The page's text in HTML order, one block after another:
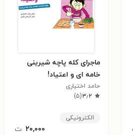
ماجرای کله پاچه شیرینی
خامه ای و اعتیاد!
حامد اختیاری
۳٫۲(۵)
الکترونیکی
۲۰,۰۰۰ ت